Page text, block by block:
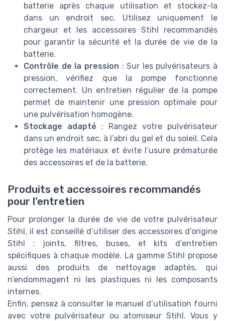
batterie après chaque utilisation et stockez-la
dans un endroit sec. Utilisez uniquement le
chargeur et les accessoires Stihl recommandés
pour garantir la sécurité et la durée de vie de la
batterie.
Contrôle de la pression : Sur les pulvérisateurs à
pression, vérifiez que la pompe fonctionne
correctement. Un entretien régulier de la pompe
permet de maintenir une pression optimale pour
une pulvérisation homogène.
Stockage adapté : Rangez votre pulvérisateur
dans un endroit sec, à l’abri du gel et du soleil. Cela
protège les matériaux et évite l’usure prématurée
des accessoires et de la batterie.
Produits et accessoires recommandés
pour l’entretien
Pour prolonger la durée de vie de votre pulvérisateur
Stihl, il est conseillé d’utiliser des accessoires d’origine
Stihl : joints, filtres, buses, et kits d’entretien
spécifiques à chaque modèle. La gamme Stihl propose
aussi des produits de nettoyage adaptés, qui
n’endommagent ni les plastiques ni les composants
internes.
Enfin, pensez à consulter le manuel d’utilisation fourni
avec votre pulvérisateur ou atomiseur Stihl. Vous y